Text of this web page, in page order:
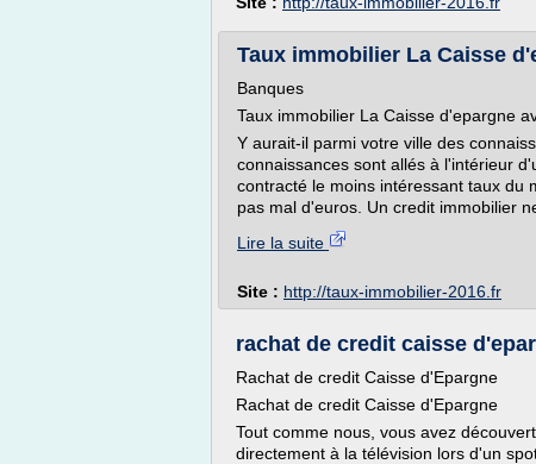
Taux immobilier La Caisse
Banques
Taux immobilier La Caisse d'epargne
Y aurait-il parmi votre ville des
connaissances sont allés à l'intérieur
contracté le moins intéressant taux du
pas mal d'euros. Un credit immobilier
Lire la suite
Site : http://taux-immobilier-2016.fr
rachat de credit caisse
Rachat de credit Caisse d'Epargne
Rachat de credit Caisse d'Epargne
Tout comme nous, vous avez
directement à la télévision lors d'un